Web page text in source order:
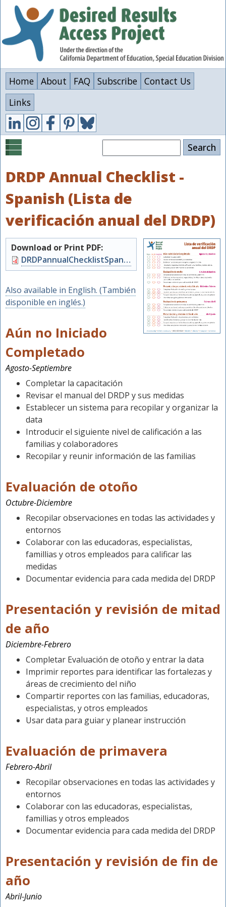
Skip
content
Home About FAQ Subscribe Contact Us
Links
DRDP Annual Checklist -
Spanish (Lista de
verificación anual del DRDP)
Download or Print PDF:
Document
DRDPannualChecklistSpanish.pdf
Also available in English. (También
disponible en inglés.)
Aún no Iniciado
Completado
Agosto-Septiembre
Completar la capacitación
Revisar el manual del DRDP y sus medidas
Establecer un sistema para recopilar y organizar la
data
Introducir el siguiente nivel de calificación a las
familias y colaboradores
Recopilar y reunir información de las familias
Evaluación de otoño
Octubre-Diciembre
Recopilar observaciones en todas las actividades y
entornos
Colaborar con las educadoras, especialistas,
famillias y otros empleados para calificar las
medidas
Documentar evidencia para cada medida del DRDP
Presentación y revisión de mitad
de año
Diciembre-Febrero
Completar Evaluación de otoño y entrar la data
Imprimir reportes para identificar las fortalezas y
áreas de crecimiento del niño
Compartir reportes con las familias, educadoras,
especialistas, y otros empleados
Usar data para guiar y planear instrucción
Evaluación de primavera
Febrero-Abril
Recopilar observaciones en todas las actividades y
entornos
Colaborar con las educadoras, especialistas,
famillias y otros empleados
Documentar evidencia para cada medida del DRDP
Presentación y revisión de fin de
año
Abril-Junio